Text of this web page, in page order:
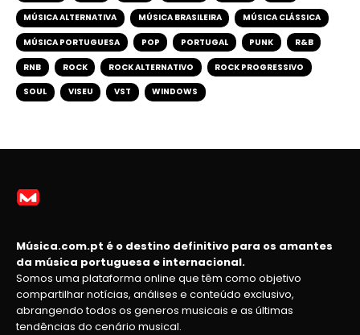
MÚSICA ALTERNATIVA MÚSICA BRASILEIRA MÚSICA CLÁSSICA
MÚSICA PORTUGUESA POP PORTUGAL PUNK R&B
RNB ROCK ROCK ALTERNATIVO ROCK PROGRESSIVO
SOUL VISEU VST WINDOWS
Música.com.pt é o destino definitivo para os amantes
da música portuguesa e internacional.
Somos uma plataforma online que têm como objetivo
compartilhar notícias, análises e conteúdo exclusivo,
abrangendo todos os generos musicais e as últimas
tendências do cenário musical.